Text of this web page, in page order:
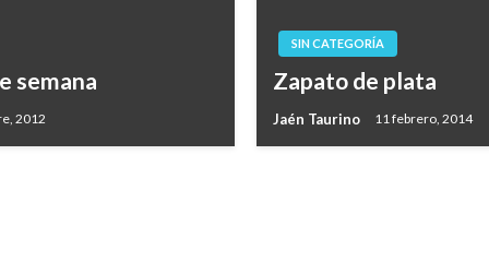
semana
2012
SIN CATEGORÍA
Zapato de plata
Jaén Taurino 11 febrero, 2014